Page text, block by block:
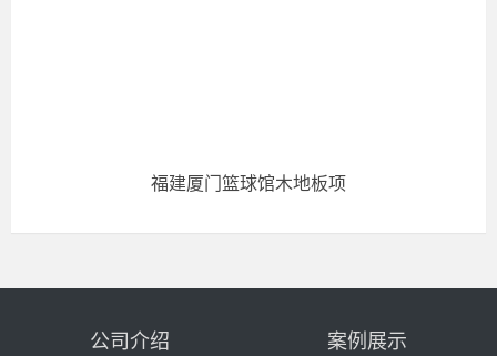
福建厦门篮球馆木地板项
公司介绍 案例展示